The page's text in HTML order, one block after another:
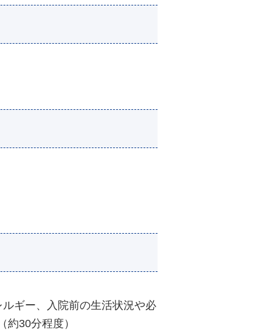
ギー、入院前の生活状況や必
30分程度）